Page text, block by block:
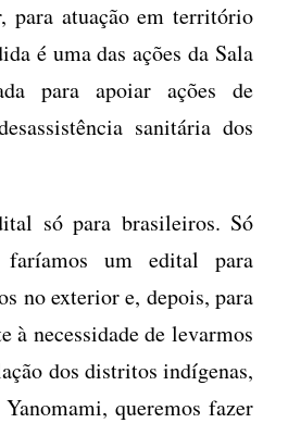
para atuação em território
é uma das ações da Sala
para apoiar ações de
sanitária dos
só para brasileiros. Só
um edital para
no exterior e, depois, para
à necessidade de levarmos
dos distritos indígenas,
queremos fazer